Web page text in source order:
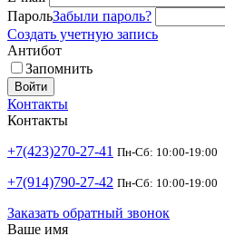
ПарольЗабыли пароль?
Создать учетную запись
Антибот
Запомнить
Войти
Контакты
Контакты
+7(423)270-27-41 Пн-Сб: 10:00-19:00
+7(914)790-27-42 Пн-Сб: 10:00-19:00
Заказать обратный звонок
Ваше имя